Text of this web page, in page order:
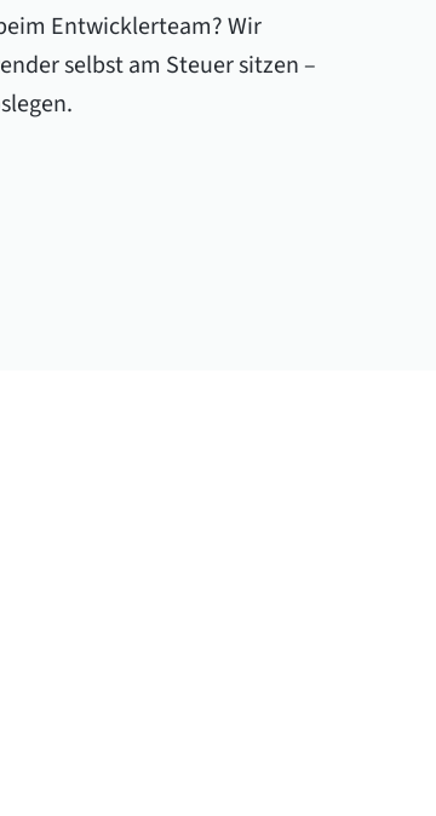
Entwicklerteam? Wir
selbst am Steuer sitzen –